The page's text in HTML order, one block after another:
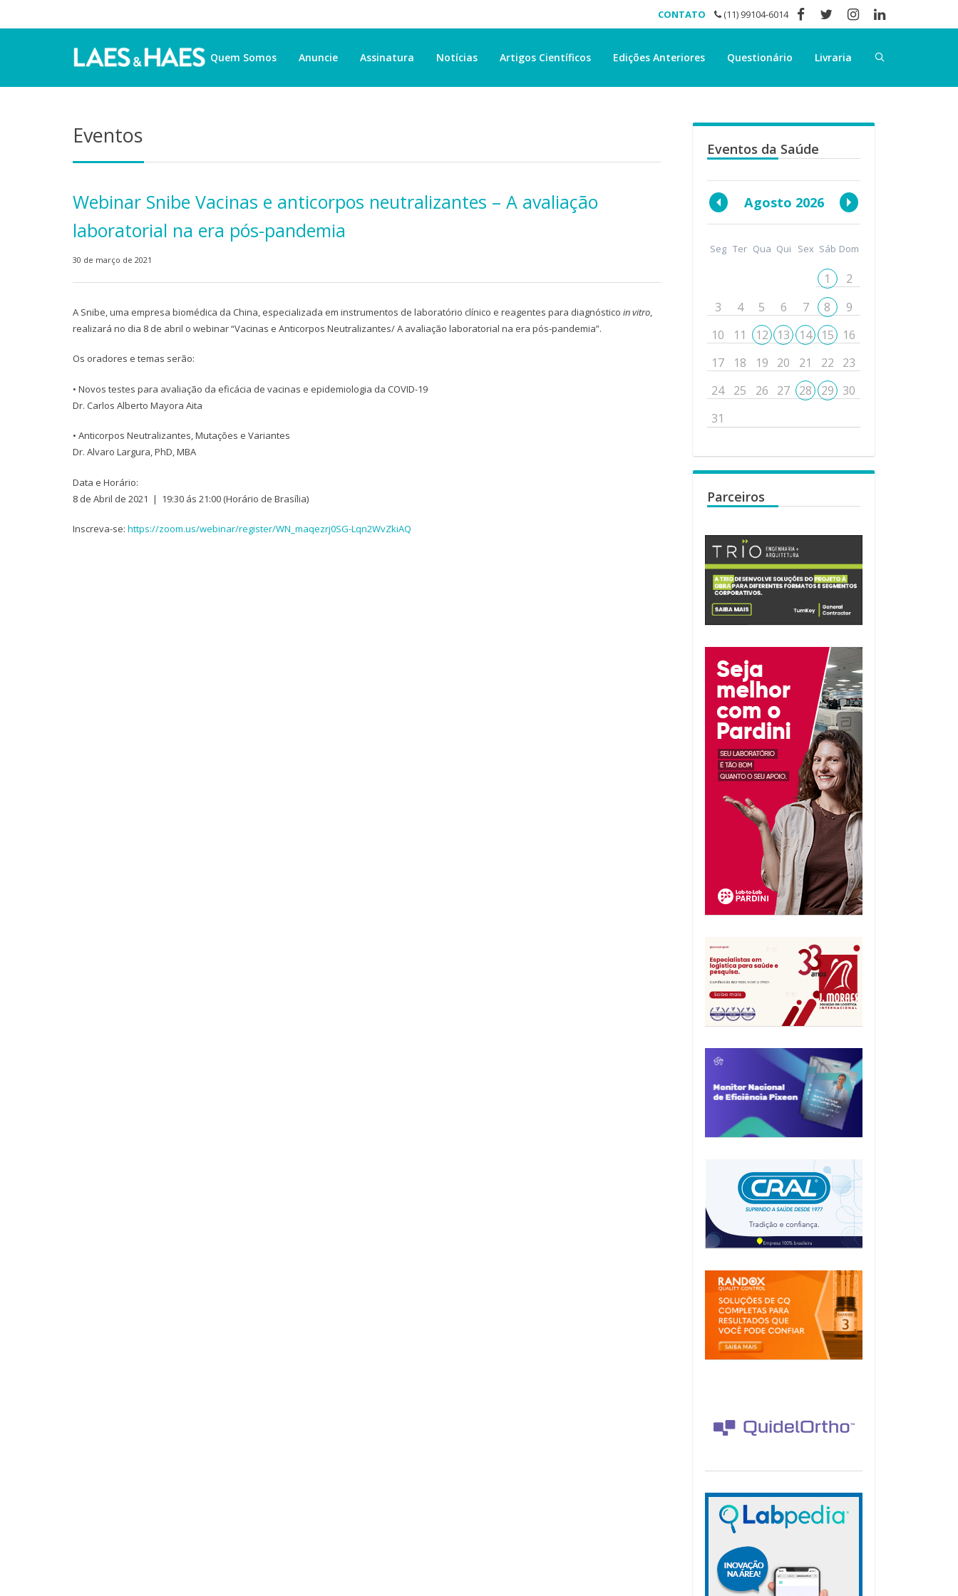
CONTATO (11) 99104-6014
Quem Somos Anuncie Assinatura Notícias Artigos Científicos Edições Anteriores Questionário Livraria
Eventos
Webinar Snibe Vacinas e anticorpos neutralizantes – A avaliação
laboratorial na era pós-pandemia
30 de março de 2021
A Snibe, uma empresa biomédica da China, especializada em instrumentos de laboratório clínico e reagentes para diagnóstico in vitro,
realizará no dia 8 de abril o webinar “Vacinas e Anticorpos Neutralizantes/ A avaliação laboratorial na era pós-pandemia”.
Os oradores e temas serão:
• Novos testes para avaliação da eficácia de vacinas e epidemiologia da COVID-19
Dr. Carlos Alberto Mayora Aita
• Anticorpos Neutralizantes, Mutações e Variantes
Dr. Alvaro Largura, PhD, MBA
Data e Horário:
8 de Abril de 2021 | 19:30 ás 21:00 (Horário de Brasília)
Inscreva-se: https://zoom.us/webinar/register/WN_maqezrj0SG-Lqn2WvZkiAQ
Eventos da Saúde
Agosto 2026
Seg Ter Qua Qui Sex Sáb Dom
1
2
3
4 5 6 7 8
9
10
11 12 13 14 15
16
17
18 19 20 21 22
23
24
25 26 27 28 29
30
31
Parceiros